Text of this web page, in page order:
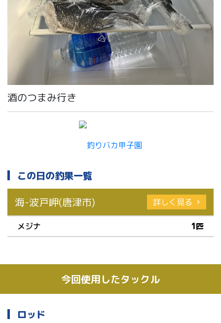
酒のつまみ行き
この日の釣果一覧
海-波戸岬(唐津市) 詳しく見る
メジナ 1匹
今回使用したタックル
ロッド